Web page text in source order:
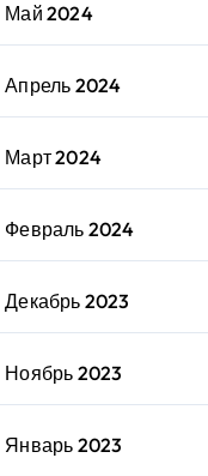
Май 2024
Апрель 2024
Март 2024
Февраль 2024
Декабрь 2023
Ноябрь 2023
Январь 2023